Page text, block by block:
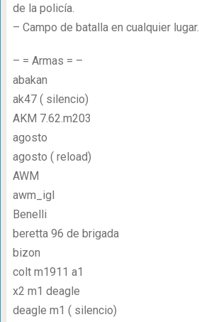
de la policía.
– Campo de batalla en cualquier lugar.
– = Armas = –
abakan
ak47 ( silencio)
AKM 7.62.m203
agosto
agosto ( reload)
AWM
awm_igl
Benelli
beretta 96 de brigada
bizon
colt m1911 a1
x2 m1 deagle
deagle m1 ( silencio)